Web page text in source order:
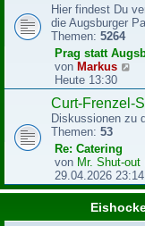
t
e
r
B
e
i
t
r
a
g
Hier findest Du
die Augsburger
Themen: 5264
Prag statt
von Markus
u
e
s
r
B
e
i
t
Heute 13:30
Curt-Frenzel-
Diskussionen zu
Themen: 53
Re: Catering
von Mr. Shut-out
29.04.2026 23:14